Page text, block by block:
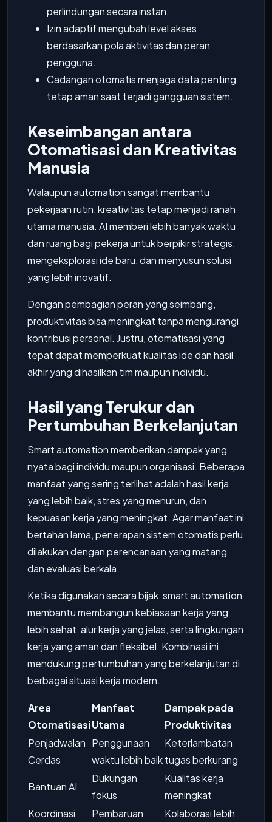
perlindungan secara instan.
Izin adaptif mengubah level akses
berdasarkan pola aktivitas dan peran
pengguna.
Cadangan otomatis menjaga data penting
tetap aman saat terjadi gangguan sistem.
Keseimbangan antara
Otomatisasi dan Kreativitas
Manusia
Walaupun automation sangat membantu
pekerjaan rutin, kreativitas tetap menjadi ranah
utama manusia. AI memberi lebih banyak waktu
dan ruang bagi pekerja untuk berpikir strategis,
mengeksplorasi ide baru, dan menyusun solusi
yang lebih inovatif.
Dengan pembagian peran yang seimbang,
produktivitas bisa meningkat tanpa mengurangi
kontribusi personal. Justru, otomatisasi yang
tepat dapat memperkuat kualitas ide dan hasil
akhir yang dihasilkan tim maupun individu.
Hasil yang Terukur dan
Pertumbuhan Berkelanjutan
Smart automation memberikan dampak yang
nyata bagi individu maupun organisasi. Beberapa
manfaat yang sering terlihat adalah hasil kerja
yang lebih baik, stres yang menurun, dan
kepuasan kerja yang meningkat. Agar manfaat ini
bertahan lama, penerapan sistem otomatis perlu
dilakukan dengan perencanaan yang matang
dan evaluasi berkala.
Ketika digunakan secara bijak, smart automation
membantu membangun kebiasaan kerja yang
lebih sehat, alur kerja yang jelas, serta lingkungan
kerja yang aman dan fleksibel. Kombinasi ini
mendukung pertumbuhan yang berkelanjutan di
berbagai situasi kerja modern.
Area
Otomatisasi
Manfaat
Utama
Dampak pada
Produktivitas
Penjadwalan
Cerdas
Penggunaan
waktu lebih baik
Keterlambatan
tugas berkurang
Bantuan AI
Dukungan
fokus
Kualitas kerja
meningkat
Koordinasi
Pembaruan
Kolaborasi lebih